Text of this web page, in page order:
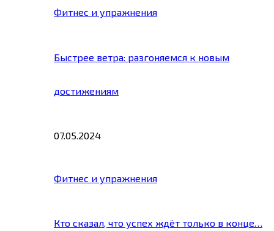
Фитнес и упражнения
Быстрее ветра: разгоняемся к новым
достижениям
07.05.2024
Фитнес и упражнения
Кто сказал, что успех ждёт только в конце…